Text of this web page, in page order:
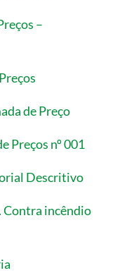
–
de Preço
Preços nº 001
Descritivo
Contra incêndio